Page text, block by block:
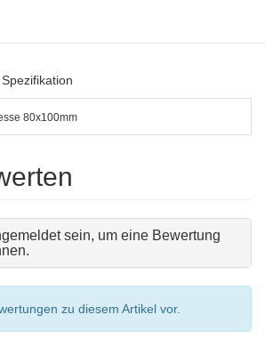
Spezifikation
80x100mm
sein, um eine Bewertung
zu diesem Artikel vor.